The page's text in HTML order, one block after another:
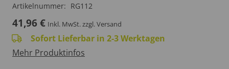
Artikelnummer: RG112
41,96 € Inkl. MwSt.zzgl. Versand
Sofort Lieferbar in 2-3 Werktagen
Mehr Produktinfos